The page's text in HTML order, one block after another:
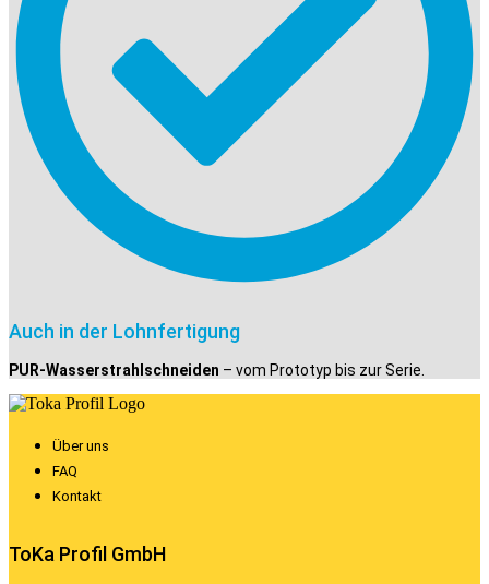
Auch in der Lohnfertigung
PUR-Wasserstrahlschneiden – vom Prototyp bis zur Serie.
Über uns
FAQ
Kontakt
ToKa Profil GmbH